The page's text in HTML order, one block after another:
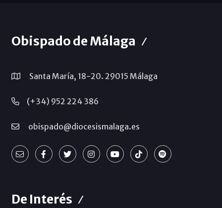
Obispado de Málaga
Santa María, 18-20. 29015 Málaga
(+34) 952 224 386
obispado@diocesismalaga.es
De Interés